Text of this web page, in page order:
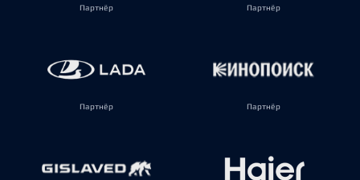
Партнёр Партнёр
Партнёр Партнёр